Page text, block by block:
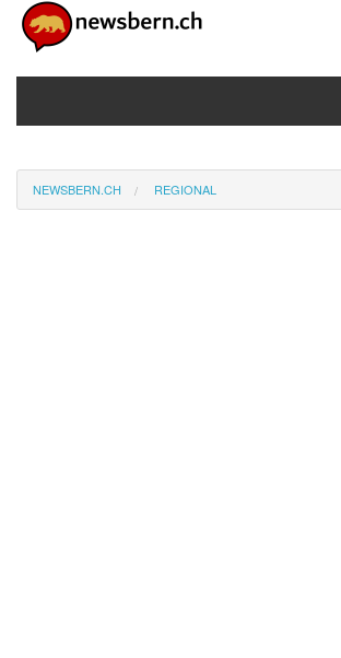
Newsticker
NEWSBERN.CH REGIONAL